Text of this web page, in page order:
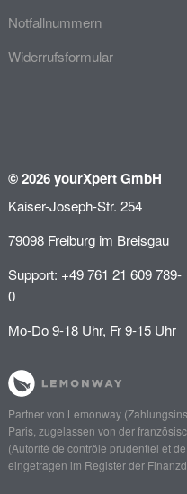
Notfallnummern
Widerrufsformular
© 2026 yourXpert GmbH
Kaiser-Joseph-Str. 254
79098 Freiburg im Breisgau
Support: +49 761 21 609 789-
0
Mo-Do 9-18 Uhr, Fr 9-15 Uhr
Partner von Lemonway
Paris, zugelassen von der
(Autorité de contrôle prudentiel et
eingetragen im Register der